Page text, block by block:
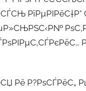
Рё Р?РѕСЃРёС„